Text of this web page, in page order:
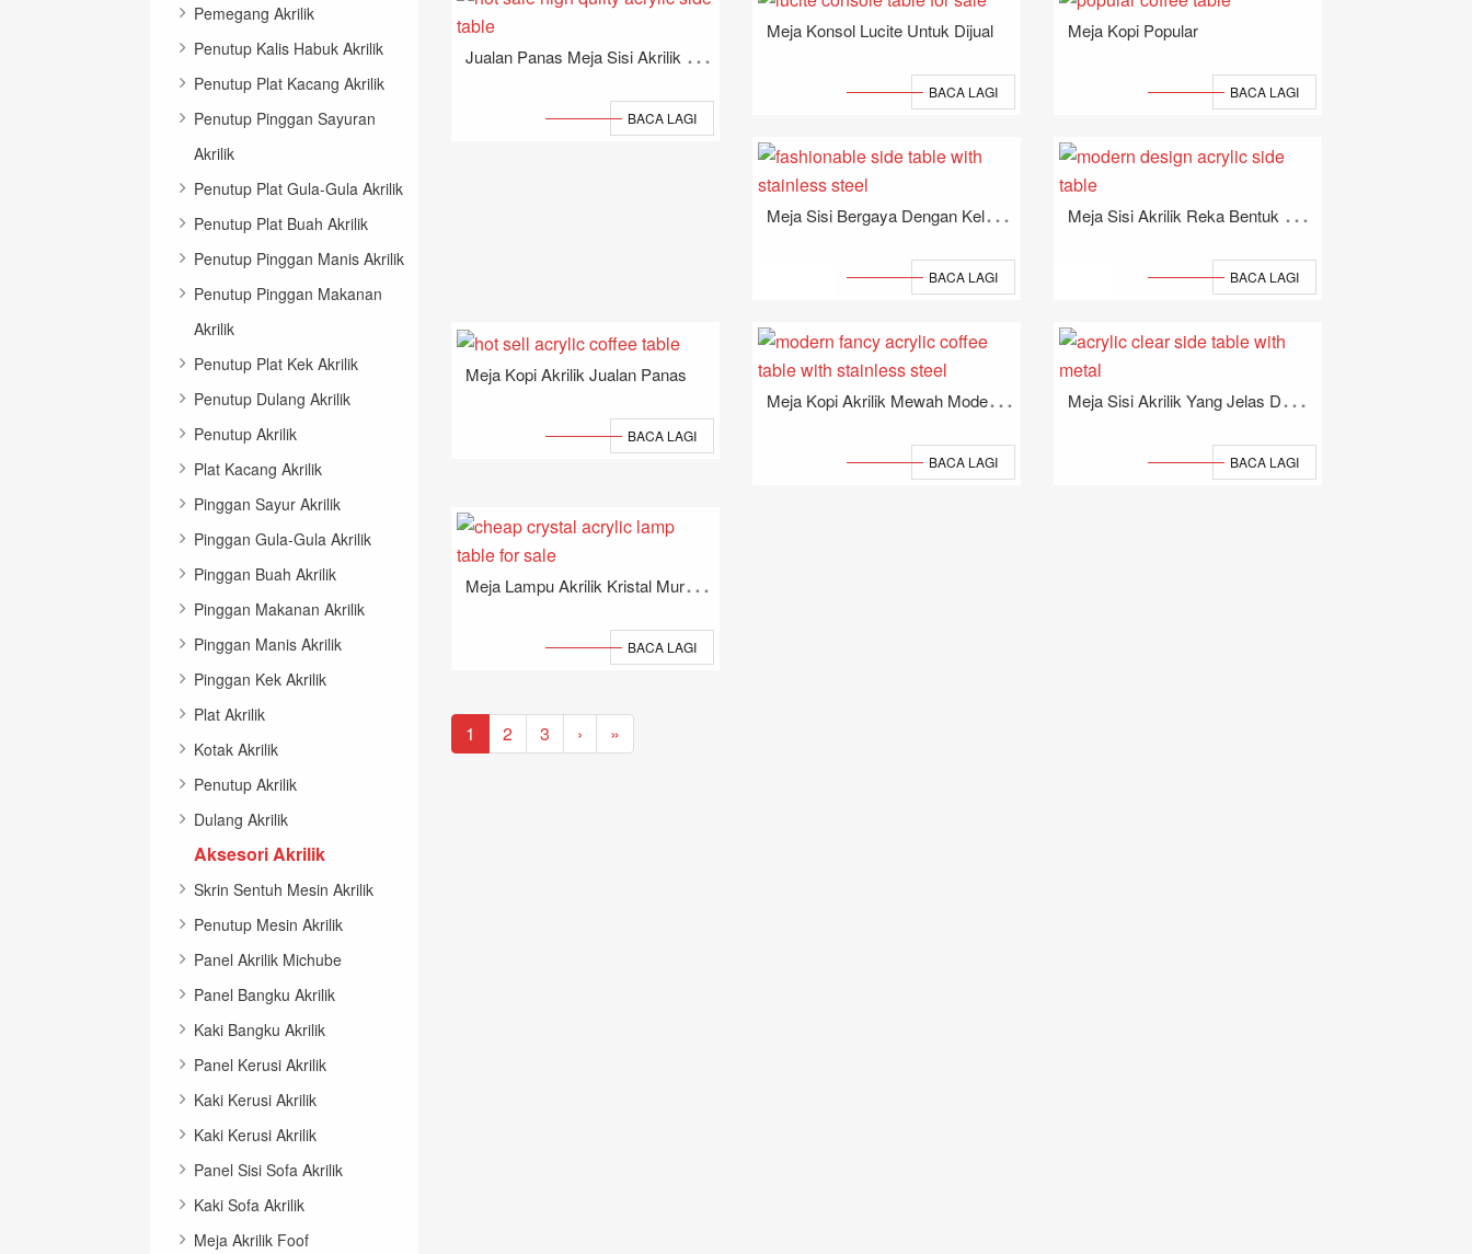
Pemegang Akrilik
Penutup Kalis Habuk Akrilik
Penutup Plat Kacang Akrilik
Penutup Pinggan Sayuran
Akrilik
Penutup Plat Gula-Gula Akrilik
Penutup Plat Buah Akrilik
Penutup Pinggan Manis Akrilik
Penutup Pinggan Makanan
Akrilik
Penutup Plat Kek Akrilik
Penutup Dulang Akrilik
Penutup Akrilik
Plat Kacang Akrilik
Pinggan Sayur Akrilik
Pinggan Gula-Gula Akrilik
Pinggan Buah Akrilik
Pinggan Makanan Akrilik
Pinggan Manis Akrilik
Pinggan Kek Akrilik
Plat Akrilik
Kotak Akrilik
Penutup Akrilik
Dulang Akrilik
Aksesori Akrilik
Skrin Sentuh Mesin Akrilik
Penutup Mesin Akrilik
Panel Akrilik Michube
Panel Bangku Akrilik
Kaki Bangku Akrilik
Panel Kerusi Akrilik
Kaki Kerusi Akrilik
Kaki Kerusi Akrilik
Panel Sisi Sofa Akrilik
Kaki Sofa Akrilik
Meja Akrilik Foof
J
Ualan Panas Meja Sisi Akrilik Kualiti Tinggi
BACA LAGI
Meja Konsol Lucite Untuk Dijual
BACA LAGI
Meja Kopi Popular
BACA LAGI
M
Eja Sisi Bergaya Dengan Keluli Tahan Karat
BACA LAGI
M
Eja Sisi Akrilik Reka Bentuk Moden
BACA LAGI
Meja Kopi Akrilik Jualan Panas
BACA LAGI
M
Eja Kopi Akrilik Mewah Moden Dengan Keluli Tahan Karat
BACA LAGI
M
Eja Sisi Akrilik Yang Jelas Dengan Logam
BACA LAGI
M
Eja Lampu Akrilik Kristal Murah Untuk Dijual
BACA LAGI
1 2 3 › »